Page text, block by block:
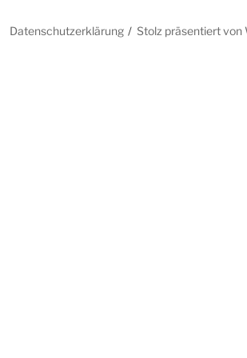
Datenschutzerklärung Stolz präsentiert von